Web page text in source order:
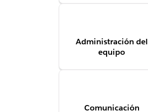
Administración del
equipo
Comunicación